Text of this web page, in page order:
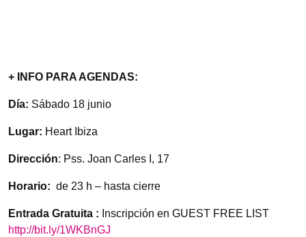
+ INFO PARA AGENDAS:
Día: Sábado 18 junio
Lugar: Heart Ibiza
Dirección: Pss. Joan Carles I, 17
Horario: de 23 h – hasta cierre
Entrada Gratuita : Inscripción en GUEST FREE LIST
http://bit.ly/1WKBnGJ